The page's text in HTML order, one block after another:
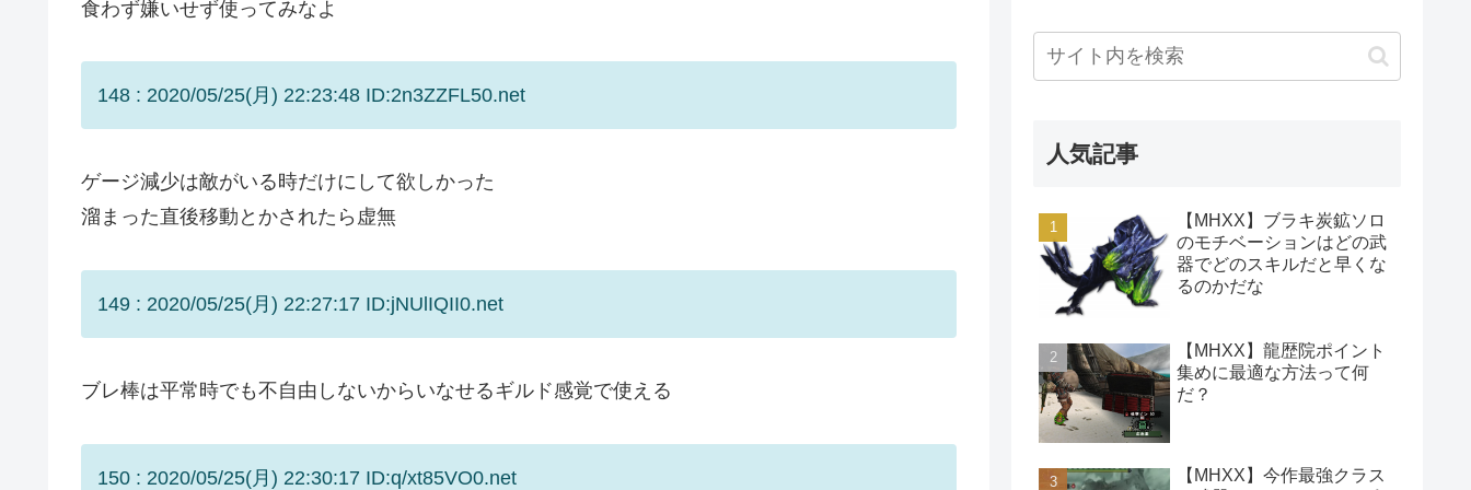
食わず嫌いせず使ってみなよ
148 : 2020/05/25(月) 22:23:48 ID:2n3ZZFL50.net
ゲージ減少は敵がいる時だけにして欲しかった
溜まった直後移動とかされたら虚無
149 : 2020/05/25(月) 22:27:17 ID:jNUlIQII0.net
ブレ棒は平常時でも不自由しないからいなせるギルド感覚で使える
150 : 2020/05/25(月) 22:30:17 ID:q/xt85VO0.net
人気記事
【MHXX】ブラキ炭鉱ソロ
のモチベーションはどの武
器でどのスキルだと早くな
るのかだな
【MHXX】龍歴院ポイント
集めに最適な方法って何
だ？
【MHXX】今作最強クラス